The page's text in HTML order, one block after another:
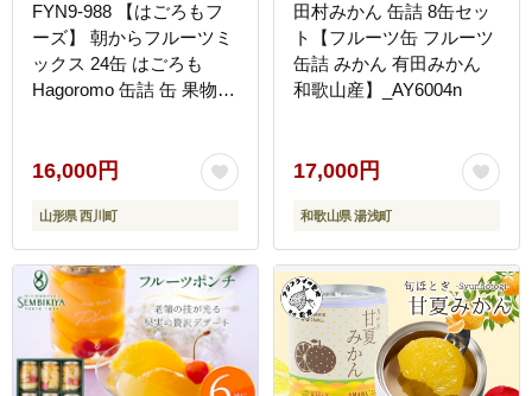
FYN9-988 【はごろもフ
ーズ】 朝からフルーツミ
ックス 24缶 はごろも
Hagoromo 缶詰 缶 果物
そのまま 食べられる 自宅
用 家庭用 箱 山形県 西川
町 月山
16,000円
山形県 西川町
田村みかん 缶詰 8缶セッ
ト【フルーツ缶 フルーツ
缶詰 みかん 有田みかん
和歌山産】_AY6004n
17,000円
和歌山県 湯浅町